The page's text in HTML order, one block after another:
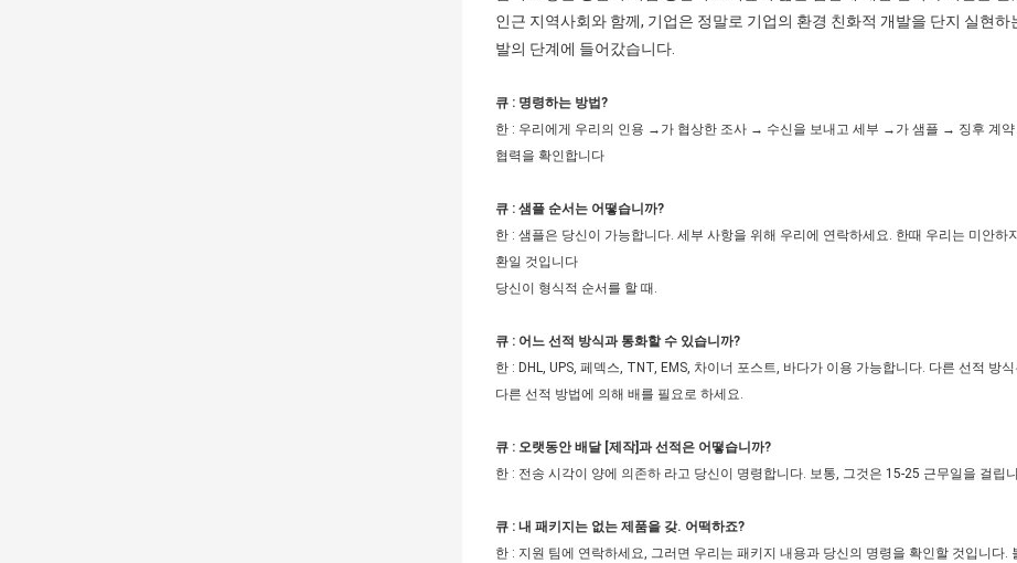
인근 지역사회와 함께, 기업은 정말로 기업의 환경 친화적 개발을 단지 실현
발의 단계에 들어갔습니다.
큐 : 명령하는 방법?
한 : 우리에게 우리의 인용 →가 협상한 조사 → 수신을 보내고 세부 →가 샘플 → 징후
협력을 확인합니다
큐 : 샘플 순서는 어떻습니까?
한 : 샘플은 당신이 가능합니다. 세부 사항을 위해 우리에 연락하세요. 한때 우리는 미안
환일 것입니다
당신이 형식적 순서를 할 때.
큐 : 어느 선적 방식과 통화할 수 있습니까?
한 : DHL, UPS, 페덱스, TNT, EMS, 차이너 포스트, 바다가 이용 가능합니다. 다른 선적 방
다른 선적 방법에 의해 배를 필요로 하세요.
큐 : 오랫동안 배달 [제작]과 선적은 어떻습니까?
한 : 전송 시각이 양에 의존하 라고 당신이 명령합니다. 보통, 그것은 15-25 근무일을 걸립
큐 : 내 패키지는 없는 제품을 갖. 어떡하죠?
한 : 지원 팀에 연락하세요, 그러면 우리는 패키지 내용과 당신의 명령을 확인할 것입니다.